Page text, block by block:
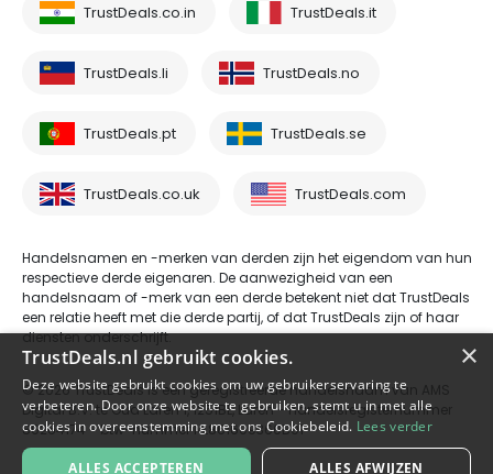
TrustDeals.co.in TrustDeals.it
TrustDeals.li TrustDeals.no
TrustDeals.pt TrustDeals.se
TrustDeals.co.uk TrustDeals.com
Handelsnamen en -merken van derden zijn het eigendom van hun
respectieve derde eigenaren. De aanwezigheid van een
handelsnaam of -merk van een derde betekent niet dat TrustDeals
een relatie heeft met die derde partij, of dat TrustDeals zijn of haar
diensten onderschrijft.
© 2026 TrustDeals is een geregistreerde handelsnaam van AMS
Digital B.V. te Oud Laren 1, 1251BL, Laren - handelsregisternummer
80264174 - btw-nummer NL861609360B01
×
TrustDeals.nl gebruikt cookies.
Deze website gebruikt cookies om uw gebruikerservaring te
verbeteren. Door onze website te gebruiken, stemt u in met alle
cookies in overeenstemming met ons Cookiebeleid. Lees verder
ALLES ACCEPTEREN ALLES AFWIJZEN